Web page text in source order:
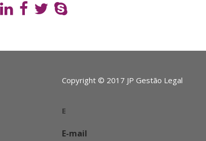
Copyright © 2017 JP Gestão Legal
E
E-mail